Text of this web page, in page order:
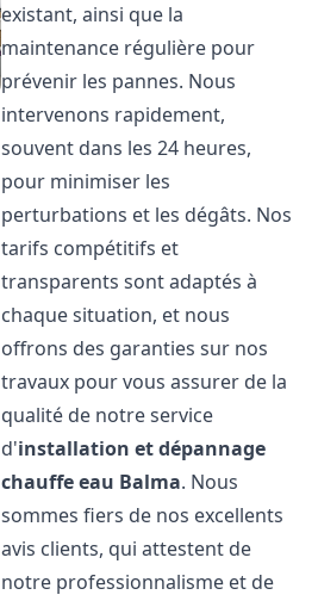
existant, ainsi que la
maintenance régulière pour
prévenir les pannes. Nous
intervenons rapidement,
souvent dans les 24 heures,
pour minimiser les
perturbations et les dégâts. Nos
tarifs compétitifs et
transparents sont adaptés à
chaque situation, et nous
offrons des garanties sur nos
travaux pour vous assurer de la
qualité de notre service
d'installation et dépannage
chauffe eau Balma. Nous
sommes fiers de nos excellents
avis clients, qui attestent de
notre professionnalisme et de